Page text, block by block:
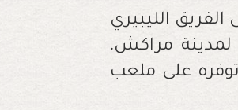
الفريق الليبيري
لمدينة مراكش،
على ملعب